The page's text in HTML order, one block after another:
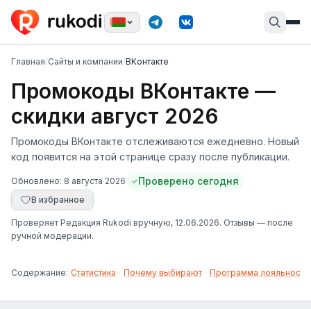
Главная/Сайты и компании/ВКонтакте
Промокоды ВКонтакте —
скидки август 2026
Промокоды ВКонтакте отслеживаются ежедневно. Новый
код появится на этой странице сразу после публикации.
Обновлено: 8 августа 2026 Проверено сегодня
В избранное
Проверяет Редакция Rukodi вручную, 12.06.2026. Отзывы — после
ручной модерации.
Содержание: Статистика · Почему выбирают · Программа лояльности